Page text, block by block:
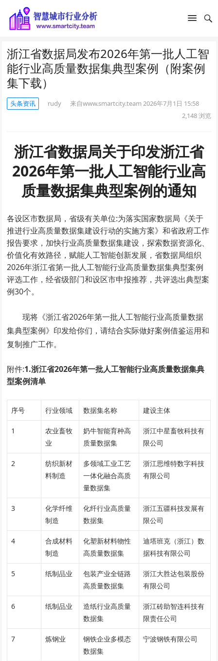
浙江省数据局发布2026年第一批人工智
能行业高质量数据集典型案例（附案例
集下载）
头条资讯 rudy 来自www.smartcity.team 2026年7月1日 15:58
2,148浏览
浙江省数据局关于印发浙江省
2026年第一批人工智能行业高
质量数据集典型案例的通知
各设区市数据局，省级有关单位:为落实国家数据局《关于
推进行业高质量数据集建设行动的实施方案》和省政府工作
报告要求，加快行业高质量数据集建设，探索数据资源化、
价值化有效路径，赋能人工智能创新发展，省数据局组织
2026年浙江省第一批人工智能行业高质量数据集典型案例
评选工作，经省级部门和设区市申报推荐，共评选出典型案
例30个。
现将《浙江省2026年第一批人工智能行业高质量数据
集典型案例》印发给你们，请结合实际做好案例借鉴运用和
复制推广工作。
附件:1.浙江省2026年第一批人工智能行业高质量数据集典
型案例清单
序号 行业领域 数据集名称 建设主体
1
农业畜牧
业
奶牛智能育种高
质量数据集
浙江中星畜牧科技有
限公司
2
纺织新材
料制造
多领域工业工艺
一体化融合高质
量数据集
浙江思维特数字科技
有限公司
3
化学纤维
制造
化纤行业高质量
数据集
浙江五疆科技发展有
限公司
4
合成材料
制造
化塑新材料物性
高质量数据集
迪塔班克（浙江）数
据科技有限公司
5 纸制品业
包装产业全链路
高质量数据集
浙江大胜达包装股份
有限公司
6 纸制品业
造纸行业高质量
数据集
浙江砖助智连科技有
限责任公司
7 炼钢业
钢铁企业多模态
数据集
宁波钢铁有限公司